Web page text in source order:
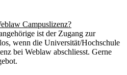
Campuslizenz?
ist der Zugang zur
wenn die Universität/Hochschule
bei Weblaw abschliesst. Gerne